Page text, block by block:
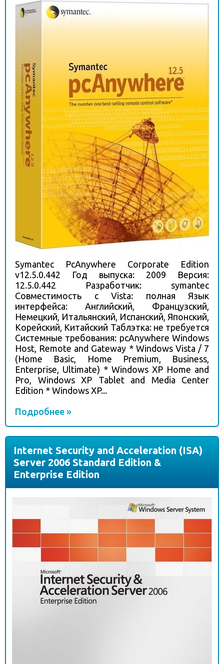
Symantec PcAnywhere Corporate Edition
v12.5.0.442 Год выпуска: 2009 Версия:
12.5.0.442 Разработчик: symantec
Совместимость с Vista: полная Язык
интерфейса: Английский, Французский,
Немецкий, Итальянский, Испанский, Японский,
Корейский, Китайский Таблэтка: не требуется
Системные требования: pcAnywhere Windows
Host, Remote and Gateway * Windows Vista / 7
(Home Basic, Home Premium, Business,
Enterprise, Ultimate) * Windows XP Home and
Pro, Windows XP Tablet and Media Center
Edition * Windows XP...
Подробнее »
Internet Security and Acceleration (ISA)
Server 2006 Standard Edition &
Enterprise Edition